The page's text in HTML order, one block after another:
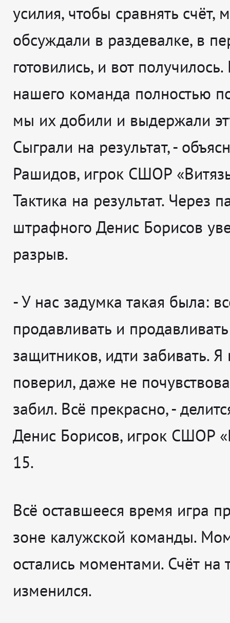
усилия, чтобы сравнять счёт,
обсуждали в раздевалке, в
готовились, и вот
нашего команда полностью
мы их добили и выдержали
Сыграли на результат,-
Рашидов, игрок СШОР
Тактика на результат. Через
штрафного Денис Борисов
разрыв.
-У нас задумка такая была:
продавливать и продавливать
защитников, идти забивать. Я
поверил, даже не
забил. Всё прекрасно, -
Денис Борисов, игрок СШОР
15.
Всё оставшееся время игра
зоне калужской команды.
остались моментами. Счёт на
изменился.